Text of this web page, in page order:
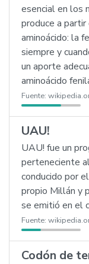
esencial en los
produce a
aminoácido: la
siempre y
un aporte
aminoácido
Fuente:
UAU!
UAU! fue un
perteneciente
conducido por
propio Millán y
se emitió en el
Fuente:
Codón de